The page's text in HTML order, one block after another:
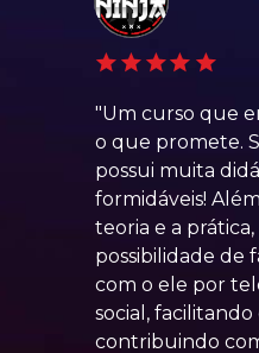
"Um curso que
o que promete.
possui muita
formidáveis!
teoria e a prática,
possibilidade de
com o ele por
social,
contribuindo